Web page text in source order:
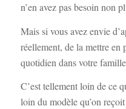
n’en avez pas besoin non
Mais si vous avez envie
réellement, de la mettre en
quotidien dans votre
C’est tellement loin de ce
loin du modèle qu’on